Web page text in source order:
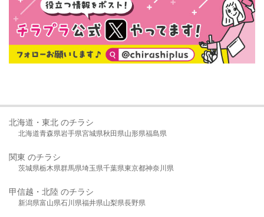
北海道・東北 のチラシ
北海道青森県岩手県宮城県秋田県山形県福島県
関東 のチラシ
茨城県栃木県群馬県埼玉県千葉県東京都神奈川県
甲信越・北陸 のチラシ
新潟県富山県石川県福井県山梨県長野県